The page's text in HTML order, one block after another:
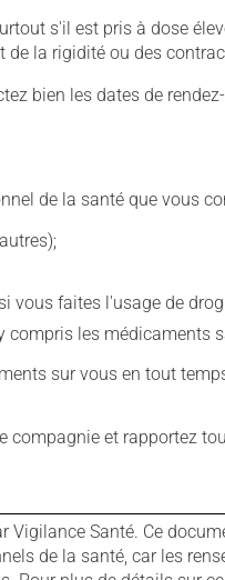
s'il est pris à dose
la rigidité ou des
bien les dates de
de la santé que vous
vous faites l'usage de
les
sur vous en tout
et rapportez
Santé. Ce
de la santé, car les